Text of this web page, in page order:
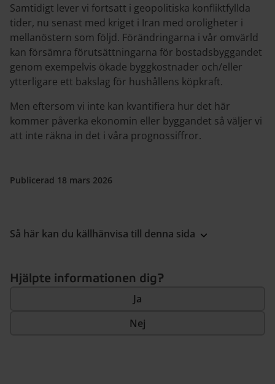
Samtidigt lever vi fortsatt i geopolitiska konfliktfyllda
tider, nu senast med kriget i Iran med oroligheter i
mellanöstern som följd. Förändringarna i vår omvärld
kan försämra förutsättningarna för bostadsbyggandet
genom exempelvis ökade byggkostnader och/eller
ytterligare ett bakslag för hushållens köpkraft.
Men eftersom vi inte kan kvantifiera hur det här
kommer påverka ekonomin eller byggandet så väljer vi
att inte räkna in det i våra prognossiffror.
Publicerad 18 mars 2026
Så här kan du källhänvisa till denna sida
Hjälpte informationen dig?
Ja
Nej